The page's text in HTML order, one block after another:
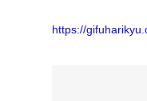
https://